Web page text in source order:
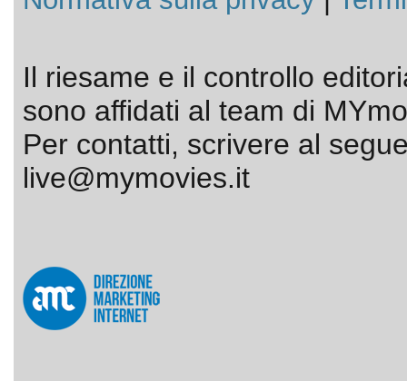
Il riesame e il controllo
sono affidati al team di
Per contatti, scrivere al
live@mymovies.it